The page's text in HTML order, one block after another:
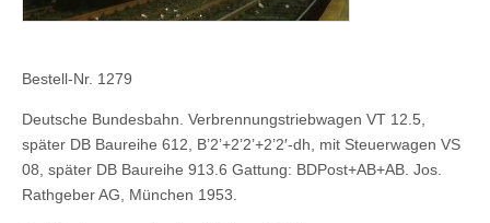
Bestell-Nr. 1279
Deutsche Bundesbahn. Verbrennungstriebwagen VT 12.5,
später DB Baureihe 612, B’2’+2’2’+2’2′-dh, mit Steuerwagen VS
08, später DB Baureihe 913.6 Gattung: BDPost+AB+AB. Jos.
Rathgeber AG, München 1953.